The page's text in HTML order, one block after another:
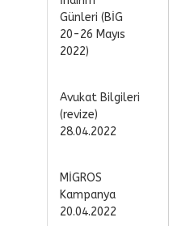
Günleri (BİG
20-26 Mayıs
2022)
Avukat Bilgileri
(revize)
28.04.2022
MİGROS
Kampanya
20.04.2022